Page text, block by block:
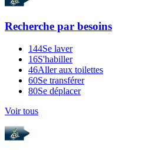
Recherche par besoins
144Se laver
16S'habiller
46Aller aux toilettes
60Se transférer
80Se déplacer
Voir tous